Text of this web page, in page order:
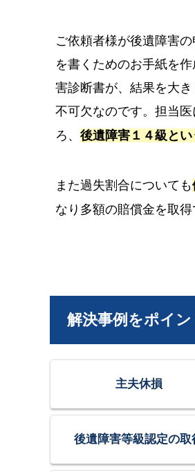
ご依頼者様が後遺障害
を書くためのお手紙を
害診断書が、結果を大
不可欠なのです。担当
ろ、 後遺障害１４級と
また過失割合についても
なり多額の賠償金を取得
解決事例をポイ
主夫休損
後遺障害等級認定の取